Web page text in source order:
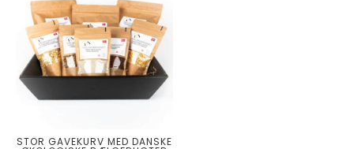
STOR GAVEKURV MED DANSKE